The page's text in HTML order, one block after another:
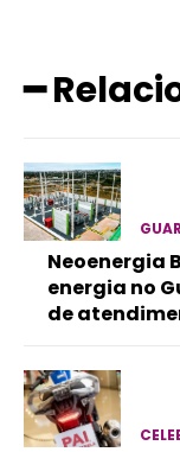
━
Neoenergia
energia no
de